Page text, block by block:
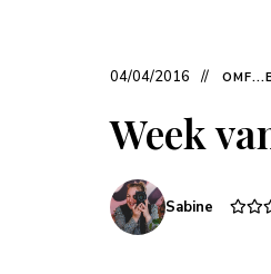
04/04/2016
Week
Sabine